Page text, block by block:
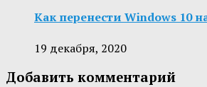
Как перенести Windows 10
19 декабря, 2020
Добавить комментарий